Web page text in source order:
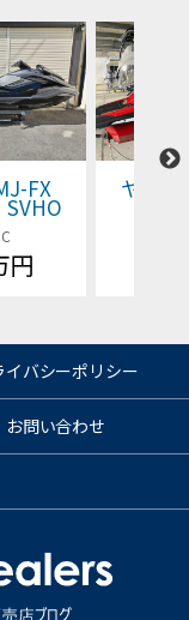
FX
円
ヤマ
イバシーポリシー
お問い合わせ